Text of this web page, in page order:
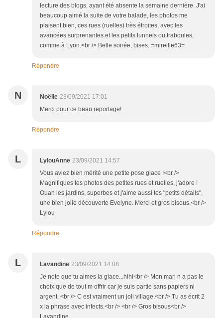
lecture des blogs, ayant été absente la semaine dernière. J'ai
beaucoup aimé la suite de votre balade, les photos me
plaisent bien, ces rues (ruelles) très étroites, avec les
avancées surprenantes et les petits tunnels ou traboules,
comme à Lyon.<br /> Belle soirée, bises. =mireille63=
Répondre
N Noëlle 23/09/2021 17:01
Merci pour ce beau reportage!
Répondre
L LylouAnne 23/09/2021 14:57
Vous aviez bien mérité une petite pose glace !<br />
Magnifiques tes photos des petites rues et ruelles, j'adore !
Ouah les jardins, superbes et j'aime aussi tes "petits détails",
une bien jolie découverte Evelyne. Merci et gros bisous.<br />
Lylou
Répondre
L Lavandine 23/09/2021 14:08
Je note que tu aimes la glace...hihi<br /> Mon mari n a pas le
choix que de tout m offrir car je suis partie sans papiers ni
argent. <br /> C est vraiment un joli village.<br /> Tu as écrit 2
x la phrase avec infects.<br /> <br /> Gros bisous<br />
Lavandine